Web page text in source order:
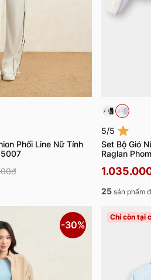
Phối Line Nữ Tính
5/5
Set Bộ Gió
Raglan
25 sản phẩm
-30%
Chỉ còn tại